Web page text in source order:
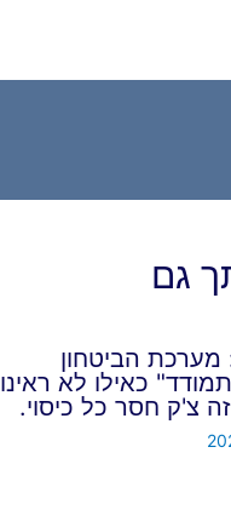
גם
הביטחון
כאילו לא ראינו
צ'ק חסר כל כיסוי.